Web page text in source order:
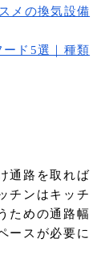
メの換気設備
ド5選｜種類
通路を取れば
チンはキッチ
ための通路幅
ースが必要に